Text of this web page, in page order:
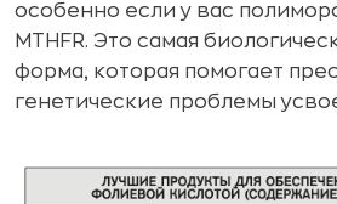
особенно если у вас
MTHFR. Это самая
форма, которая помогает
генетические проблемы